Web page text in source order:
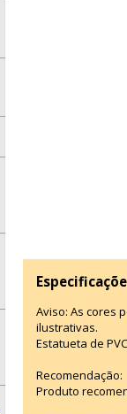
Aviso: As cores
ilustrativas.
Estatueta de
Recomendação:
Produto